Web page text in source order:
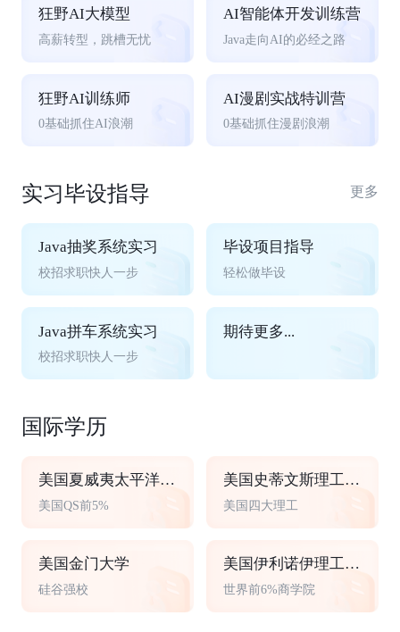
狂野AI大模型
高薪转型，跳槽无忧
AI智能体开发训练营
Java走向AI的必经之路
狂野AI训练师
0基础抓住AI浪潮
AI漫剧实战特训营
0基础抓住漫剧浪潮
实习毕设指导 更多
Java抽奖系统实习
校招求职快人一步
毕设项目指导
轻松做毕设
Java拼车系统实习
校招求职快人一步
期待更多...
国际学历
美国夏威夷太平洋大学
美国QS前5%
美国史蒂文斯理工学院
美国四大理工
美国金门大学
硅谷强校
美国伊利诺伊理工大学
世界前6%商学院